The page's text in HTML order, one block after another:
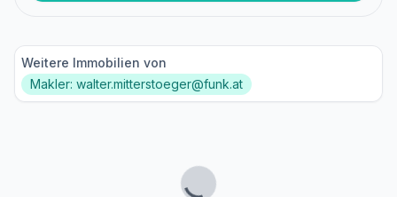
Weitere Immobilien von
Makler: walter.mitterstoeger@funk.at